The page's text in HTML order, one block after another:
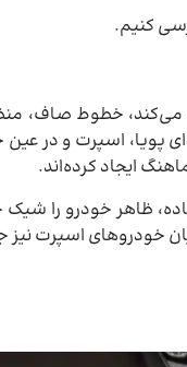
شما را جلب می‌کند،
پویا، اسپرت و در
ایجاد کرده‌اند.
ظاهر خودرو را
خودروهای اسپرت